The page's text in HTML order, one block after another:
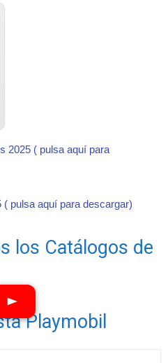
2025 ( pulsa aquí para
pulsa aquí para descargar)
los Catálogos de
Playmobil